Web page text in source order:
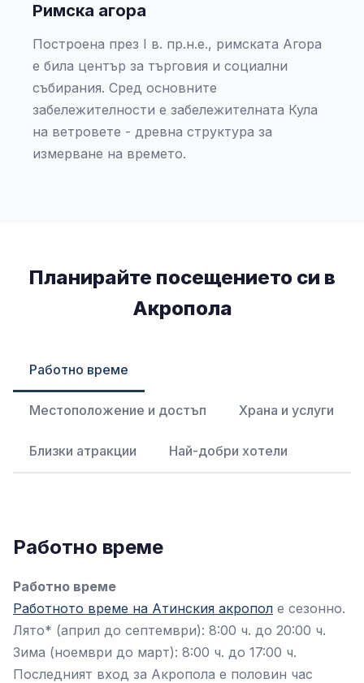
Римска агора
Построена през I в. пр.н.е., римската Агора
е била център за търговия и социални
събирания. Сред основните
забележителности е забележителната Кула
на ветровете - древна структура за
измерване на времето.
Планирайте посещението си в
Акропола
Работно време
Местоположение и достъп Храна и услуги
Близки атракции Най-добри хотели
Работно време
Работно време
Работното време на Атинския акропол е сезонно.
Лято* (април до септември): 8:00 ч. до 20:00 ч.
Зима (ноември до март): 8:00 ч. до 17:00 ч.
Последният вход за Акропола е половин час